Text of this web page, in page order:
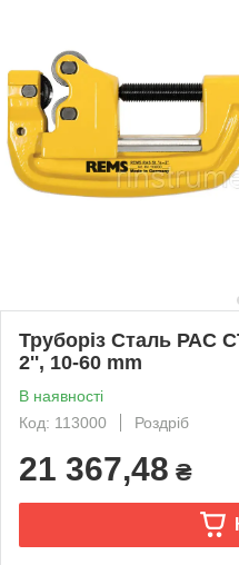
Труборіз Сталь РАС
2'', 10-60 mm
В наявності
Код: 113000
Роздріб
21 367,48 ₴